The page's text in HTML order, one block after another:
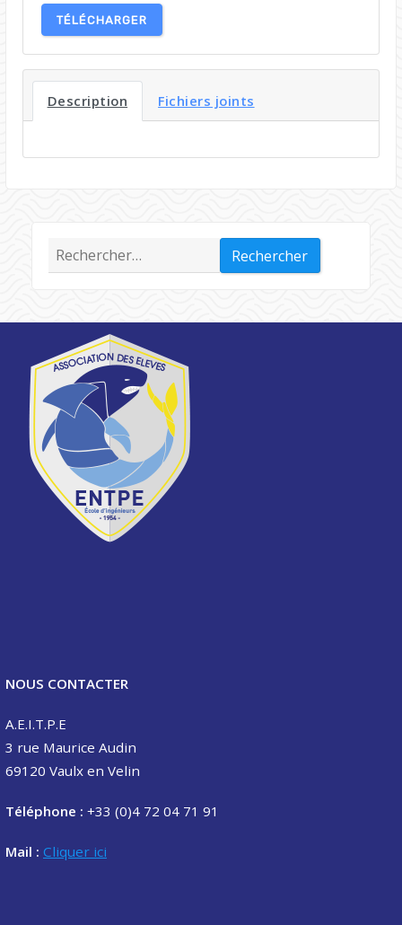
TÉLÉCHARGER
Description Fichiers joints
Rechercher :
NOUS CONTACTER
A.E.I.T.P.E
3 rue Maurice Audin
69120 Vaulx en Velin
Téléphone : +33 (0)4 72 04 71 91
Mail : Cliquer ici